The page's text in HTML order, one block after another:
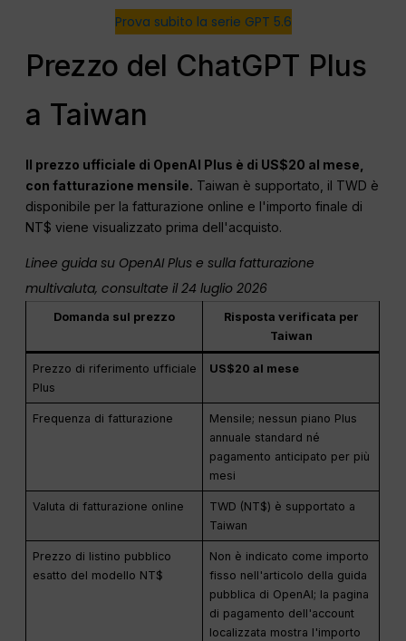
Prova subito la serie GPT 5.6
Prezzo del ChatGPT Plus
a Taiwan
Il prezzo ufficiale di OpenAI Plus è di US$20 al mese,
con fatturazione mensile. Taiwan è supportato, il TWD è
disponibile per la fatturazione online e l'importo finale di
NT$ viene visualizzato prima dell'acquisto.
Linee guida su OpenAI Plus e sulla fatturazione
multivaluta, consultate il 24 luglio 2026
Domanda sul prezzo
Risposta verificata per
Taiwan
Prezzo di riferimento ufficiale
Plus
US$20 al mese
Frequenza di fatturazione
Mensile; nessun piano Plus
annuale standard né
pagamento anticipato per più
mesi
Valuta di fatturazione online
TWD (NT$) è supportato a
Taiwan
Prezzo di listino pubblico
esatto del modello NT$
Non è indicato come importo
fisso nell'articolo della guida
pubblica di OpenAI; la pagina
di pagamento dell'account
localizzata mostra l'importo